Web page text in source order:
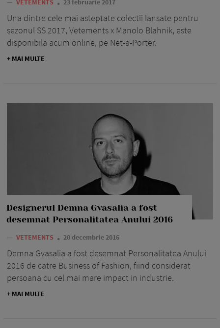
— VETEMENTS 23 februarie 2017
Una dintre cele mai asteptate colectii lansate pentru
sezonul SS 2017, Vetements x Manolo Blahnik, este
disponibila acum online, pe Net-a-Porter.
+ MAI MULTE
Designerul Demna Gvasalia a fost
desemnat Personalitatea Anului 2016
— VETEMENTS 20 decembrie 2016
Demna Gvasalia a fost desemnat Personalitatea Anului
2016 de catre Business of Fashion, fiind considerat
persoana cu cel mai mare impact in industrie.
+ MAI MULTE